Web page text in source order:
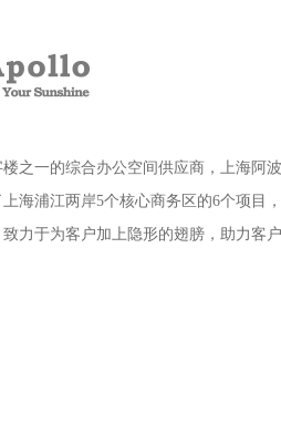
一的综合办公空间供应商，上海阿
海浦江两岸5个核心商务区的6个项目
致力于为客户加上隐形的翅膀，助力